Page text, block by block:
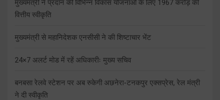
मुख्यमंत्री ने प्रदान की विभिन्न विकास योजनाओं के लिए 1967 करोड़ की
वित्तीय स्वीकृति
मुख्यमंत्री से महानिदेशक एनसीसी ने की शिष्टाचार भेंट
24×7 अलर्ट मोड में रहें अधिकारीः मुख्य सचिव
बनबसा रेलवे स्टेशन पर अब रुकेगी अछनेरा-टनकपुर एक्सप्रेस, रेल मंत्री
ने दी स्वीकृति